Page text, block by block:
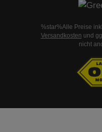
%star%Alle Preise
Versandkosten und
nicht